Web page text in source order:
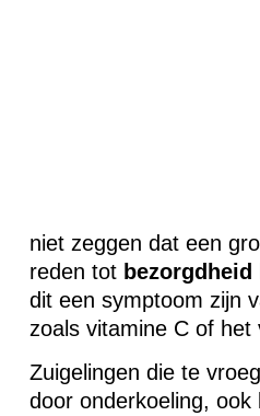
niet zeggen dat een
reden tot bezorgdheid
dit een symptoom zijn
zoals vitamine C of
Zuigelingen die te
door onderkoeling, ook